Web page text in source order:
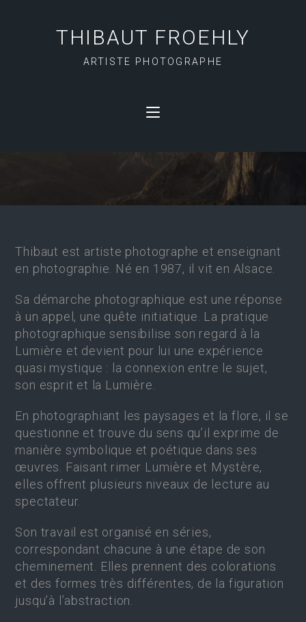
THIBAUT FROEHLY
ARTISTE PHOTOGRAPHE
A PROPOS
Thibaut est artiste photographe et enseignant
en photographie. Né en 1987, il vit en Alsace.
Sa démarche photographique est une réponse
à un appel, une quête initiatique. La pratique
photographique sensibilise son regard à la
Lumière et devient pour lui une expérience
quasi mystique : la connexion entre le sujet,
son esprit et la Lumière.
En photographiant les paysages et la flore, il se
questionne et trouve du sens qu’il exprime de
manière symbolique et poétique dans ses
œuvres. Faisant rimer Lumière et Mystère,
elles offrent plusieurs niveaux de lecture au
spectateur.
Son travail est organisé en séries,
correspondant chacune à une étape de son
cheminement. Elles prennent des colorations
et des formes très différentes, de la figuration
jusqu’à l’abstraction.